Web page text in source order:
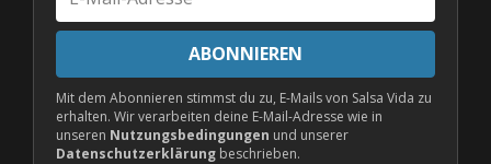
Mail-
Adresse
ABONNIEREN
Mit dem Abonnieren stimmst du zu, E-Mails von Salsa Vida zu
erhalten. Wir verarbeiten deine E-Mail-Adresse wie in
unseren Nutzungsbedingungen und unserer
Datenschutzerklärung beschrieben.